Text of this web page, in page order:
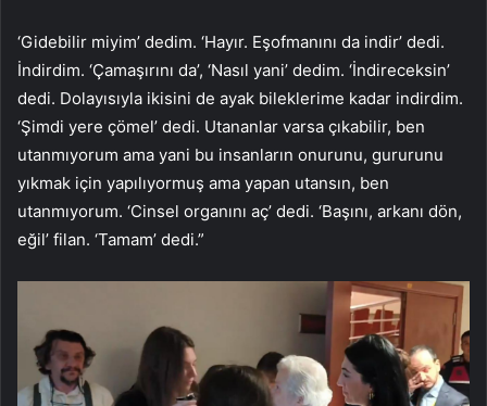
‘Gidebilir miyim’ dedim. ‘Hayır. Eşofmanını da indir’ dedi.
İndirdim. ‘Çamaşırını da’, ‘Nasıl yani’ dedim. ‘İndireceksin’
dedi. Dolayısıyla ikisini de ayak bileklerime kadar indirdim.
‘Şimdi yere çömel’ dedi. Utananlar varsa çıkabilir, ben
utanmıyorum ama yani bu insanların onurunu, gururunu
yıkmak için yapılıyormuş ama yapan utansın, ben
utanmıyorum. ‘Cinsel organını aç’ dedi. ‘Başını, arkanı dön,
eğil’ filan. ‘Tamam’ dedi.”